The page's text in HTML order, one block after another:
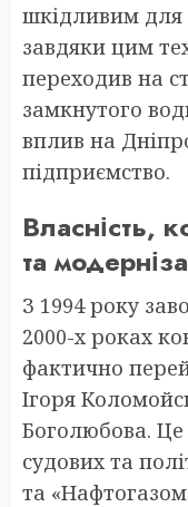
шкідливим для
завдяки цим
переходив на
замкнутого
вплив на
підприємство.
Власність,
та
З 1994 року
2000-х роках
фактично
Ігоря
Боголюбова.
судових та
та